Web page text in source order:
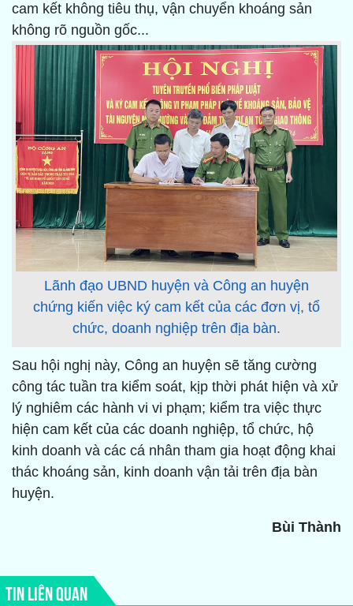
cam kết không tiêu thụ, vận chuyển khoáng sản
không rõ nguồn gốc...
Lãnh đạo UBND huyện và Công an huyện
chứng kiến việc ký cam kết của các đơn vị, tổ
chức, doanh nghiệp trên địa bàn.
Sau hội nghị này, Công an huyện sẽ tăng cường
công tác tuần tra kiểm soát, kịp thời phát hiện và xử
lý nghiêm các hành vi vi phạm; kiểm tra việc thực
hiện cam kết của các doanh nghiệp, tổ chức, hộ
kinh doanh và các cá nhân tham gia hoạt động khai
thác khoáng sản, kinh doanh vận tải trên địa bàn
huyện.
Bùi Thành
TIN LIÊN QUAN